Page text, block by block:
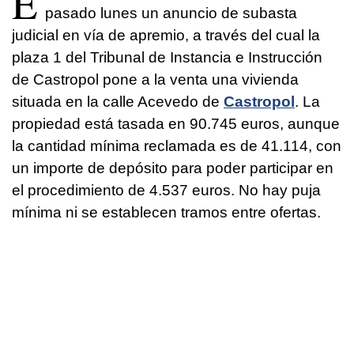
pasado lunes un anuncio de subasta
judicial en vía de apremio, a través del cual la
plaza 1 del Tribunal de Instancia e Instrucción
de Castropol pone a la venta una vivienda
situada en la calle Acevedo de Castropol. La
propiedad está tasada en 90.745 euros, aunque
la cantidad mínima reclamada es de 41.114, con
un importe de depósito para poder participar en
el procedimiento de 4.537 euros. No hay puja
mínima ni se establecen tramos entre ofertas.